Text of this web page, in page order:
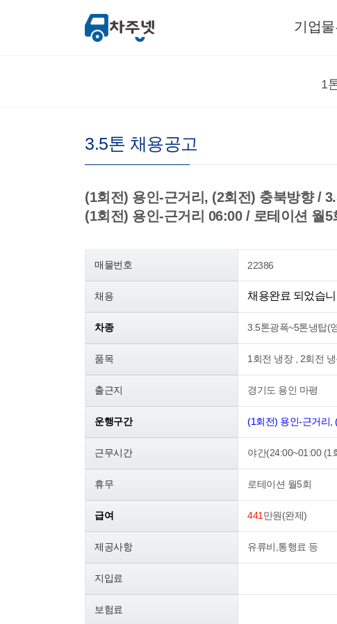
기업
1
3.5톤 채용공고
(1회전) 용인-근거리, (2회전) 충북방향 /
(1회전) 용인-근거리 06:00 / 로테이션 월5
매물번호 22386
채용 채용완료 되었습
차종 3.5톤광폭~5톤냉탑(
품목 1회전 냉장 , 2회전
출근지 경기도 용인 마평
운행구간 (1회전) 용인-근거리,
근무시간 야간(24:00~01:00 (1
휴무 로테이션 월5회
급여 441 만원(완제)
제공사항 유류비,통행료 등
지입료
보험료